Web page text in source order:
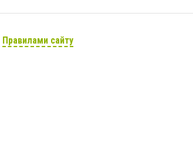
Правилами сайту